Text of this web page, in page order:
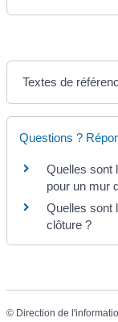
Textes de
Questions ?
Quelles sont
pour un mur
Quelles sont
clôture ?
© Direction de